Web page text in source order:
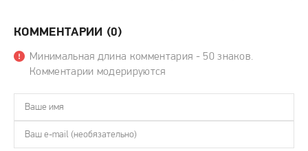
КОММЕНТАРИИ (0)
Минимальная длина комментария - 50 знаков.
Комментарии модерируются